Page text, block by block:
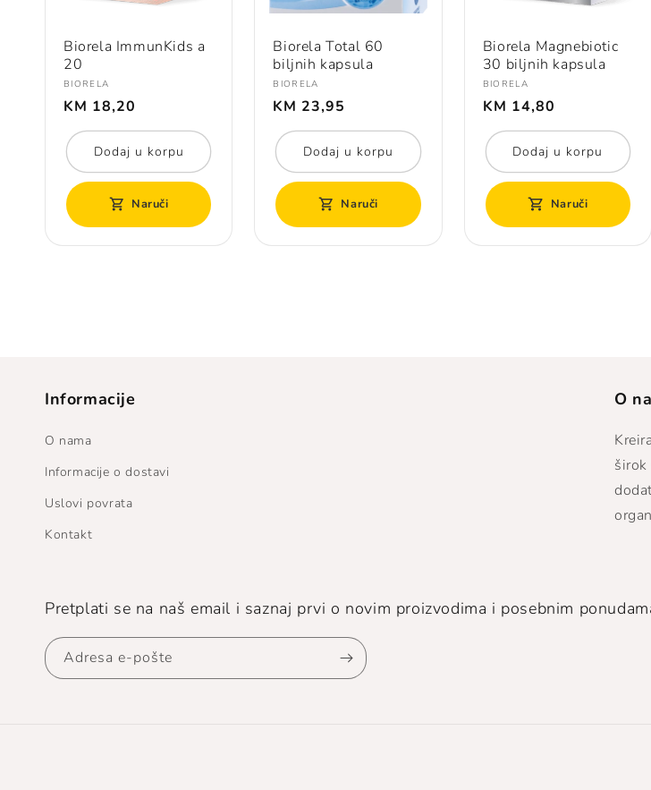
Biorela ImmunKids a
20
Prodavač:
BIORELA
Redovna
cijena
KM 18,20
Dodaj u korpu
Naruči
Biorela Total 60
biljnih kapsula
Prodavač:
BIORELA
Redovna
cijena
KM 23,95
Dodaj u korpu
Naruči
Biorela Magnebiotic
30 biljnih kapsula
Prodavač:
BIORELA
Redovna
cijena
KM 14,80
Dodaj u korpu
Naruči
Informacije
O nama
Informacije o dostavi
Uslovi povrata
Kontakt
O
Pretplati se na naš email i saznaj prvi o novim proizvodima i posebnim
Adresa e-pošte